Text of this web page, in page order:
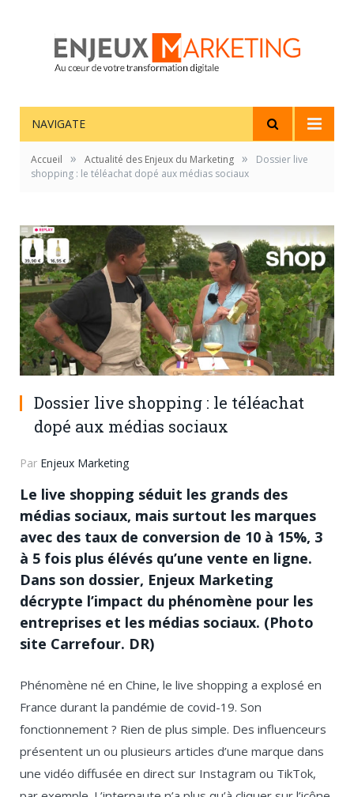
NAVIGATE
Accueil » Actualité des Enjeux du Marketing »
Dossier live
shopping : le téléachat dopé aux médias sociaux
Dossier live shopping : le téléachat
dopé aux médias sociaux
Par Enjeux Marketing
Le live shopping séduit les grands des
médias sociaux, mais surtout les marques
avec des taux de conversion de 10 à 15%, 3
à 5 fois plus élévés qu’une vente en ligne.
Dans son dossier, Enjeux Marketing
décrypte l’impact du phénomène pour les
entreprises et les médias sociaux. (Photo
site Carrefour. DR)
Phénomène né en Chine, le live shopping a explosé en
France durant la pandémie de covid-19. Son
fonctionnement ? Rien de plus simple. Des influenceurs
présentent un ou plusieurs articles d’une marque dans
une vidéo diffusée en direct sur Instagram ou TikTok,